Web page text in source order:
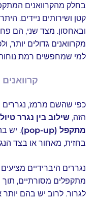
בחלק מהקרוואנים
קטן ושירותים ניידים.
ובאחסון. מצד שני, הם
מקרוואנים גדולים יותר,
למי שמחפשים רמת
כפי שהשם מרמז, נגררים
הזה, שילוב בין נגרר
מתקפל (pop-up)
. יש
בחזית, מאחור או בצד
נגררים היברידיים
מתקפלים מסורתיים,
לגרור. לרוב יש בהם